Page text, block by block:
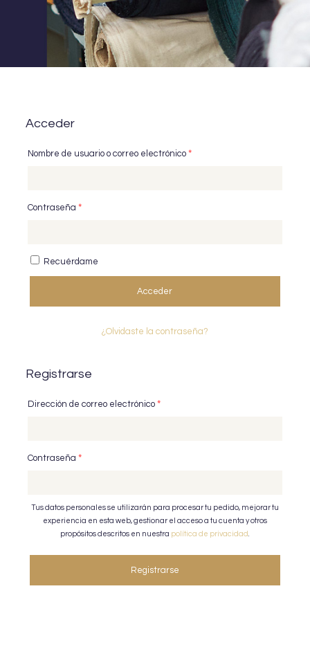
Acceder
Nombre de usuario o correo electrónico *
Contraseña *
Recuérdame
Acceder
¿Olvidaste la contraseña?
Registrarse
Dirección de correo electrónico *
Contraseña *
Tus datos personales se utilizarán para procesar tu pedido, mejorar tu
experiencia en esta web, gestionar el acceso a tu cuenta y otros
propósitos descritos en nuestra política de privacidad
Registrarse